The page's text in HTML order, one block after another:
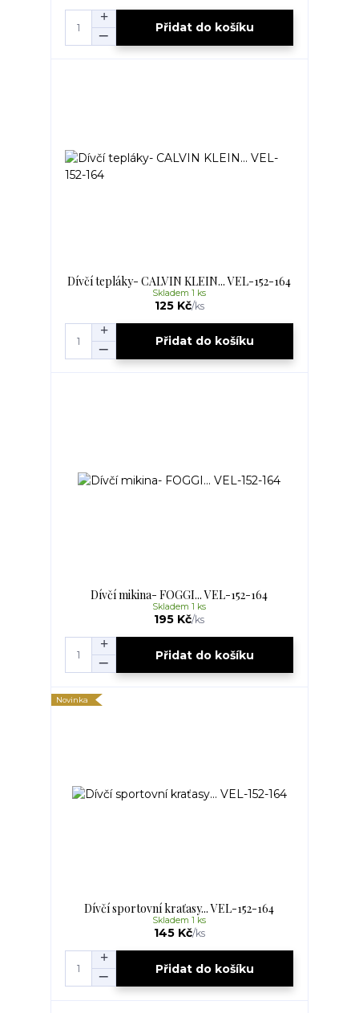
Přidat do košíku
Dívčí tepláky- CALVIN KLEIN... VEL-152-164
125 Kč/ks
Skladem 1 ks
Přidat do košíku
Dívčí mikina- FOGGI... VEL-152-164
195 Kč/ks
Skladem 1 ks
Přidat do košíku
Novinka
Dívčí sportovní kraťasy... VEL-152-164
145 Kč/ks
Skladem 1 ks
Přidat do košíku